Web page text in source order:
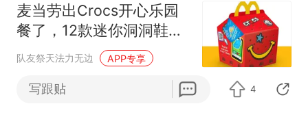
麦当劳出Crocs开心乐园
餐了，12款迷你洞洞鞋挂
件，售价£2.99
队友祭天法力无边 APP专享
立秋菏泽“奶茶热” 秋天的
写跟贴 4